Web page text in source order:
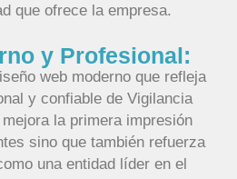
que ofrece la empresa.
y Profesional:
web moderno que refleja
y confiable de Vigilancia
la primera impresión
sino que también refuerza
una entidad líder en el